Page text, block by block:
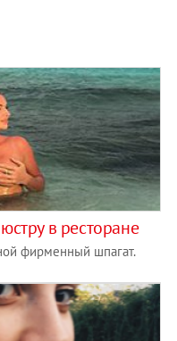
в ресторане
фирменный шпагат.